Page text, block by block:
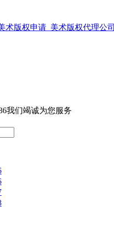
术版权申请_美术版权代理公司
竭诚为您服务